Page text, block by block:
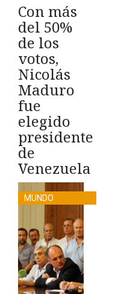
Con más
del 50%
de los
votos,
Nicolás
Maduro
fue
elegido
presidente
de
Venezuela
MUNDO